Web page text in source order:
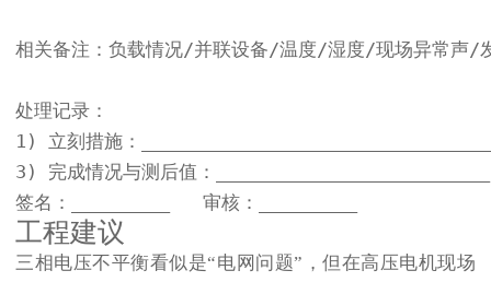
相关备注：负载情况/并联设备/温度/湿度/现场异常声/
处理记录：
1) 立刻措施：
3) 完成情况与测后值：_________________________
签名：_________   审核：_________
工程建议
三相电压不平衡看似是“电网问题”，但在高压电机现场